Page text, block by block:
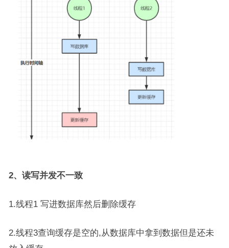
2、读写并发不一致
1.线程1 写进数据库然后删除缓存
2.线程3查询缓存是空的,从数据库中拿到数据但是还未